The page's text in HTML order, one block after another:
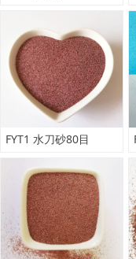
FYT1 水刀砂80目